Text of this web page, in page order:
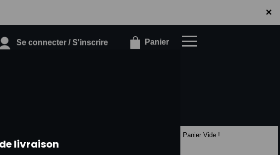
×
Se connecter / S'inscrire Panier
×
Panier Vide !